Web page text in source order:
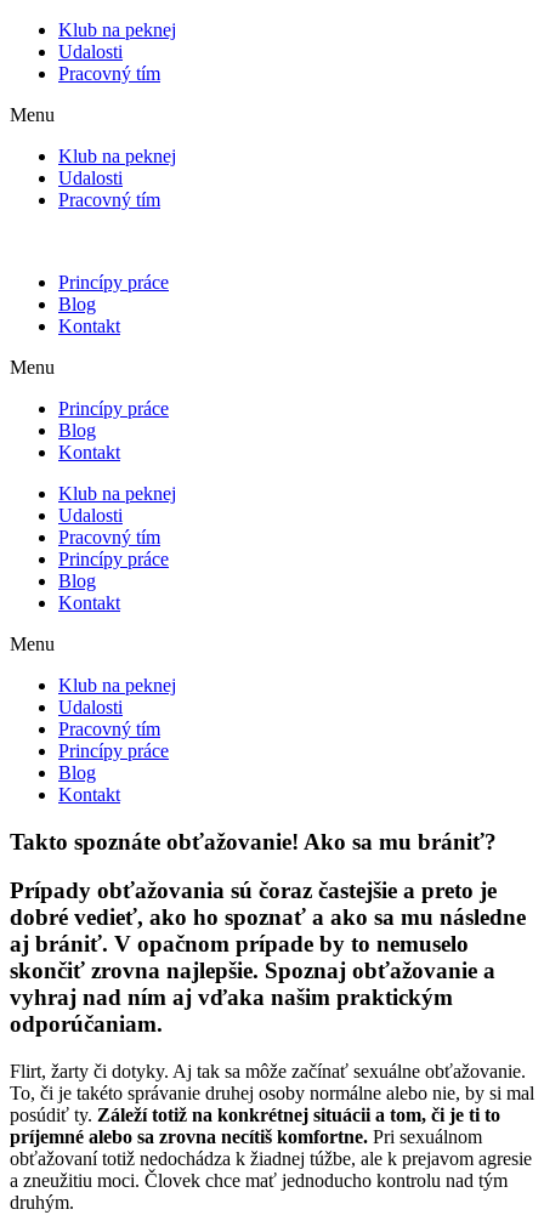
Klub na peknej
Udalosti
Pracovný tím
Menu
Klub na peknej
Udalosti
Pracovný tím
Princípy práce
Blog
Kontakt
Menu
Princípy práce
Blog
Kontakt
Klub na peknej
Udalosti
Pracovný tím
Princípy práce
Blog
Kontakt
Menu
Klub na peknej
Udalosti
Pracovný tím
Princípy práce
Blog
Kontakt
Takto spoznáte obťažovanie! Ako sa mu brániť?
Prípady obťažovania sú čoraz častejšie a preto je
dobré vedieť, ako ho spoznať a ako sa mu následne
aj brániť. V opačnom prípade by to nemuselo
skončiť zrovna najlepšie. Spoznaj obťažovanie a
vyhraj nad ním aj vďaka našim praktickým
odporúčaniam.
Flirt, žarty či dotyky. Aj tak sa môže začínať sexuálne obťažovanie.
To, či je takéto správanie druhej osoby normálne alebo nie, by si mal
posúdiť ty. Záleží totiž na konkrétnej situácii a tom, či je ti to
príjemné alebo sa zrovna necítiš komfortne. Pri sexuálnom
obťažovaní totiž nedochádza k žiadnej túžbe, ale k prejavom agresie
a zneužitiu moci. Človek chce mať jednoducho kontrolu nad tým
druhým.